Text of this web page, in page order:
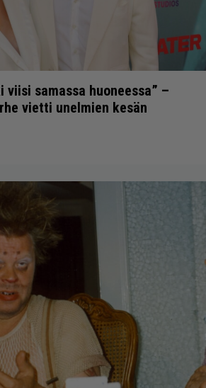
viisi samassa huoneessa” –
vietti unelmien kesän